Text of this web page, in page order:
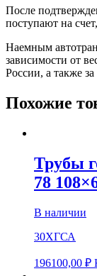
После
поступают на
Наемным
зависимости от
России, а также
Похожие
Трубы
78
В наличии
30ХГСА
196100,00 ₽